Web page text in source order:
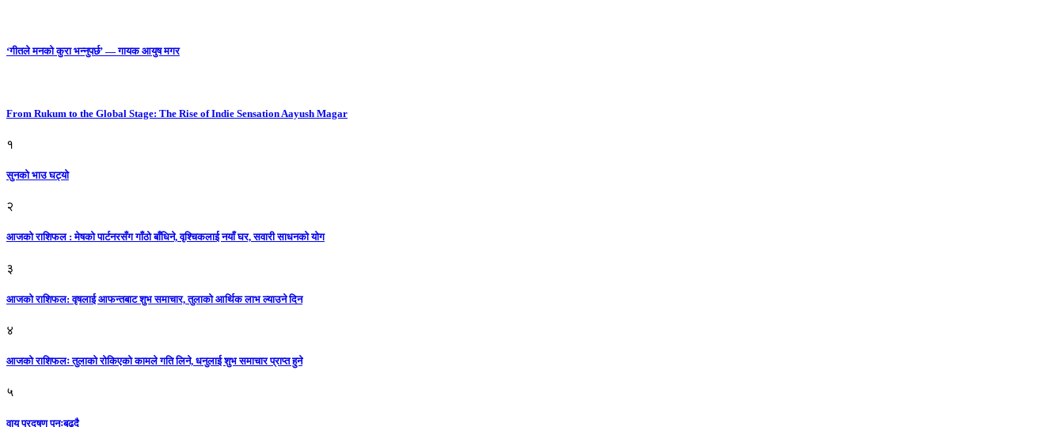
‘गीतले मनको कुरा भन्नुपर्छ’ — गायक आयुष मगर
From Rukum to the Global Stage: The Rise of Indie Sensation Aayush Magar
१
सुनको भाउ घट्याे
२
आजको राशिफल : मेषको पार्टनरसँग गाँठो बाँधिने, वृश्चिकलाई नयाँ घर, सवारी साधनकाे याेग
३
आजकाे राशिफल: वृषलाई आफन्तबाट शुभ समाचार, तुलाकाे आर्थिक लाभ ल्याउने दिन
४
आजको राशिफलः तुलाकाे रोकिएको कामले गति लिने, धनुलाई शुभ समाचार प्राप्त हुने
५
वायु प्रदूषण पुनःबढ्दै